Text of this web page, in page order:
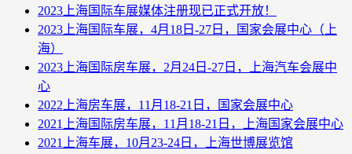
2023上海国际车展媒体注册现已正式开放！
2023上海国际车展，4月18日-27日，国家会展中心（上
海）
2023上海国际房车展，2月24日-27日，上海汽车会展中
心
2022上海房车展，11月18-21日，国家会展中心
2021上海国际房车展，11月18-21日，上海国家会展中心
2021上海车展，10月23-24日，上海世博展览馆